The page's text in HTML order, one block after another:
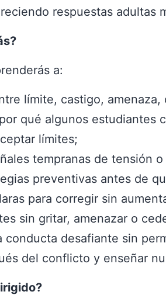
respuestas adultas
a:
límite, castigo,
qué algunos estudiantes
límites;
tempranas de tensión
preventivas antes de
para corregir sin
sin gritar, amenazar o
conducta desafiante sin
del conflicto y enseñar